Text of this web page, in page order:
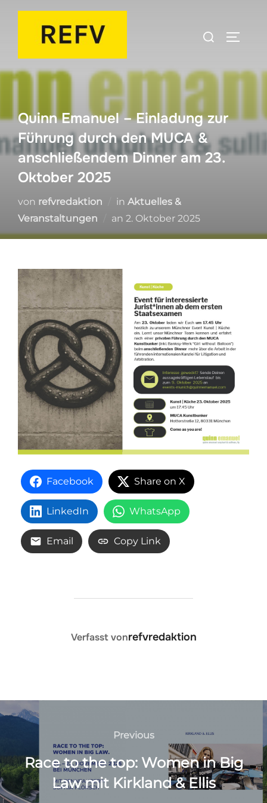
springen
Suchen
Quinn Emanuel – Einladung zur
Führung durch den MUCA &
anschließendem Dinner am 23.
Oktober 2025
von refvredaktion in Aktuelles &
Veranstaltungen
an Veröffentlicht
am
2. Oktober 2025
Facebook Share on X
LinkedIn WhatsApp
Email Copy Link
BEITRAGSAUTOR
Verfasst vonrefvredaktion
Beitragsnavigation
Previous
Previous
Race to the top: Women in Big
Law mit Kirkland & Ellis